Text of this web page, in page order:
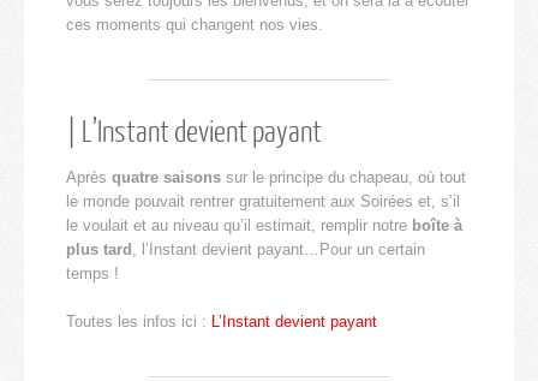
ces moments qui changent nos vies.
| L’Instant devient payant
Après quatre saisons sur le principe du chapeau, où tout
le monde pouvait rentrer gratuitement aux Soirées et, s’il
le voulait et au niveau qu’il estimait, remplir notre boîte à
plus tard , l’Instant devient payant…Pour un certain
temps !
Toutes les infos ici : L’Instant devient payant